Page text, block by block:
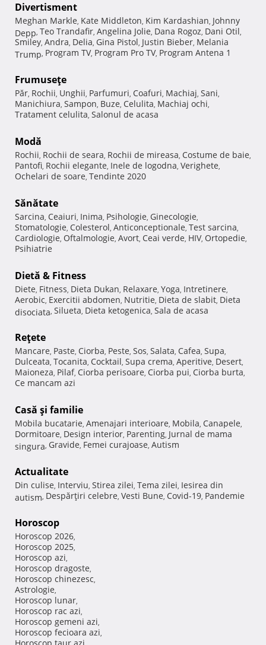
Divertisment
Meghan Markle, Kate Middleton, Kim Kardashian, Johnny
Depp, Teo Trandafir, Angelina Jolie, Dana Rogoz, Dani Otil,
Smiley, Andra, Delia, Gina Pistol, Justin Bieber, Melania
Trump, Program TV, Program Pro TV, Program Antena 1
Frumuseţe
Păr, Rochii, Unghii, Parfumuri, Coafuri, Machiaj, Sani,
Manichiura, Sampon, Buze, Celulita, Machiaj ochi,
Tratament celulita, Salonul de acasa
Modă
Rochii, Rochii de seara, Rochii de mireasa, Costume de baie,
Pantofi, Rochii elegante, Inele de logodna, Verighete,
Ochelari de soare, Tendinte 2020
Sănătate
Sarcina, Ceaiuri, Inima, Psihologie, Ginecologie,
Stomatologie, Colesterol, Anticonceptionale, Test sarcina,
Cardiologie, Oftalmologie, Avort, Ceai verde, HIV, Ortopedie,
Psihiatrie
Dietă & Fitness
Diete, Fitness, Dieta Dukan, Relaxare, Yoga, Intretinere,
Aerobic, Exercitii abdomen, Nutritie, Dieta de slabit, Dieta
disociata, Silueta, Dieta ketogenica, Sala de acasa
Reţete
Mancare, Paste, Ciorba, Peste, Sos, Salata, Cafea, Supa,
Dulceata, Tocanita, Cocktail, Supa crema, Aperitive, Desert,
Maioneza, Pilaf, Ciorba perisoare, Ciorba pui, Ciorba burta,
Ce mancam azi
Casă şi familie
Mobila bucatarie, Amenajari interioare, Mobila, Canapele,
Dormitoare, Design interior, Parenting, Jurnal de mama
singura, Gravide, Femei curajoase, Autism
Actualitate
Din culise, Interviu, Stirea zilei, Tema zilei, Iesirea din
autism, Despărţiri celebre, Vesti Bune, Covid-19, Pandemie
Horoscop
Horoscop 2026,
Horoscop 2025,
Horoscop azi,
Horoscop dragoste,
Horoscop chinezesc,
Astrologie,
Horoscop lunar,
Horoscop rac azi,
Horoscop gemeni azi,
Horoscop fecioara azi,